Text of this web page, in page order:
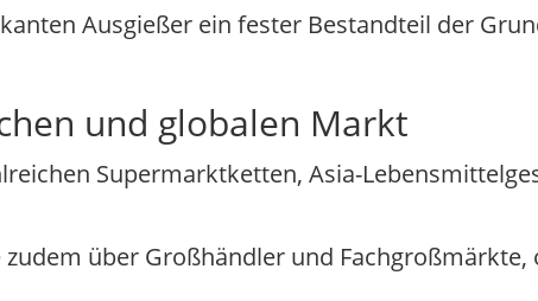
Ausgießer ein fester Bestandteil der
und globalen Markt
Supermarktketten, Asia-
über Großhändler und